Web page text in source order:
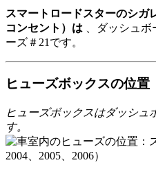
スマートロードスターのシガ
コンセント）は 、ダッシュ
ーズ＃21です。
ヒューズボックスの位置
ヒューズボックスはダッシュ
す。